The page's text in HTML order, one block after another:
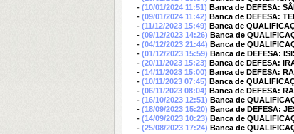
- (10/01/2024 11:51) Banca de DEFESA:
- (09/01/2024 11:42) Banca de DEFESA:
- (11/12/2023 15:49) Banca de
- (09/12/2023 14:26) Banca de
- (04/12/2023 21:44) Banca de
- (01/12/2023 15:59) Banca de DEFESA:
- (20/11/2023 15:23) Banca de DEFESA:
- (14/11/2023 15:00) Banca de DEFESA:
- (10/11/2023 07:45) Banca de
- (06/11/2023 08:04) Banca de DEFESA:
- (16/10/2023 12:51) Banca de
- (18/09/2023 15:20) Banca de DEFESA:
- (14/09/2023 10:23) Banca de
- (25/08/2023 17:24) Banca de